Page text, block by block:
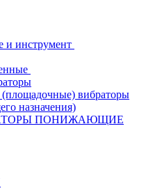
и инструмент
вибраторы
назначения)
ПОНИЖАЮЩИЕ